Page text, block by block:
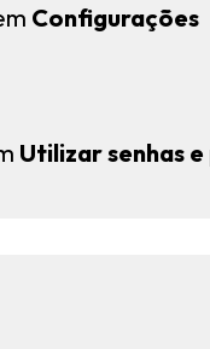
Configurações
Utilizar senhas e